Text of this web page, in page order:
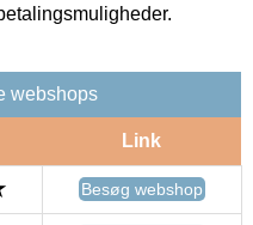
webshops
Link
Besøg webshop